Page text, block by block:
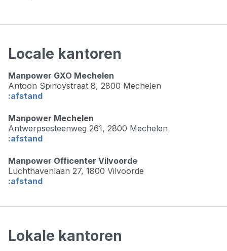
Locale kantoren
Manpower GXO Mechelen
Antoon Spinoystraat 8, 2800 Mechelen
:afstand
Manpower Mechelen
Antwerpsesteenweg 261, 2800 Mechelen
:afstand
Manpower Officenter Vilvoorde
Luchthavenlaan 27, 1800 Vilvoorde
:afstand
Lokale kantoren